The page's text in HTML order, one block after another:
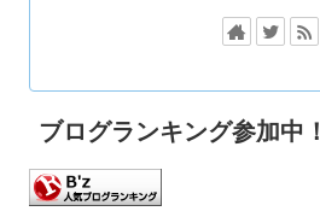
ブログランキング参加中！